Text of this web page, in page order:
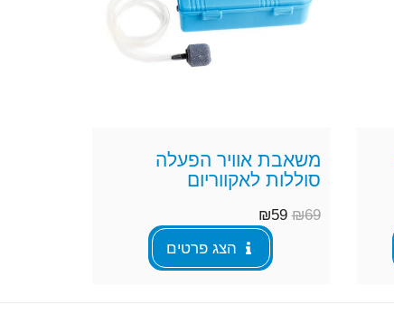
משאבת אוויר הפעלה
סוללות לאקווריום
₪69
₪59
הצג פרטים